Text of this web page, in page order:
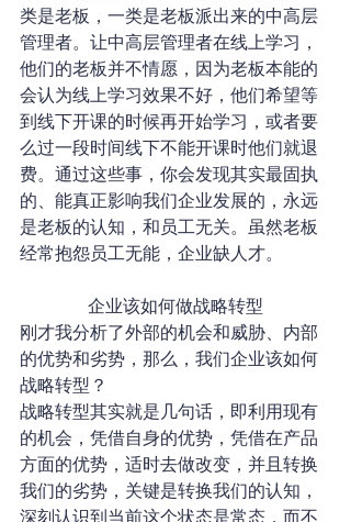
类是老板，一类是老板派出来的中高层
管理者。让中高层管理者在线上学习，
他们的老板并不情愿，因为老板本能的
会认为线上学习效果不好，他们希望等
到线下开课的时候再开始学习，或者要
么过一段时间线下不能开课时他们就退
费。通过这些事，你会发现其实最固执
的、能真正影响我们企业发展的，永远
是老板的认知，和员工无关。虽然老板
经常抱怨员工无能，企业缺人才。
企业该如何做战略转型
刚才我分析了外部的机会和威胁、内部
的优势和劣势，那么，我们企业该如何
战略转型？
战略转型其实就是几句话，即利用现有
的机会，凭借自身的优势，凭借在产品
方面的优势，适时去做改变，并且转换
我们的劣势，关键是转换我们的认知，
深刻认识到当前这个状态是常态，而不